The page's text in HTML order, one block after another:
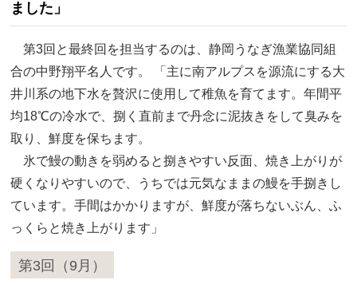
ました」
第3回と最終回を担当するのは、静岡うなぎ漁業協同組
合の中野翔平名人です。 「主に南アルプスを源流にする大
井川系の地下水を贅沢に使用して稚魚を育てます。年間平
均18℃の冷水で、捌く直前まで丹念に泥抜きをして臭みを
取り、鮮度を保ちます。
氷で鰻の動きを弱めると捌きやすい反面、焼き上がりが
硬くなりやすいので、うちでは元気なままの鰻を手捌きし
ています。手間はかかりますが、鮮度が落ちないぶん、ふ
っくらと焼き上がります」
第3回（9月）